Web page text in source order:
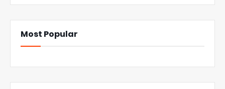
Most Popular